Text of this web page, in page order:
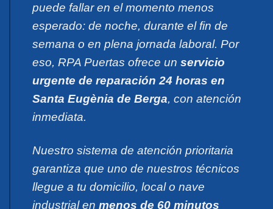
puede fallar en el momento menos
esperado: de noche, durante el fin de
semana o en plena jornada laboral. Por
eso, RPA Puertas ofrece un servicio
urgente de reparación 24 horas en
Santa Eugènia de Berga, con atención
inmediata.
Nuestro sistema de atención prioritaria
garantiza que uno de nuestros técnicos
llegue a tu domicilio, local o nave
industrial en menos de 60 minutos